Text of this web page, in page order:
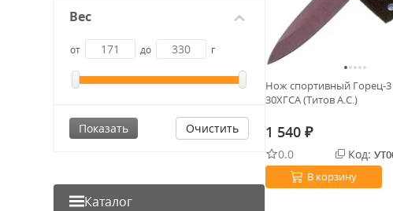
Вес
от до г
Очистить
Каталог
Нож спортивный Горец-3
30ХГСА (Титов А.С.)
1 540 ₽
0.0 Код:
В корзину